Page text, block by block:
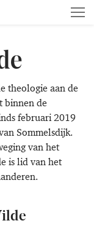
theologie aan de
binnen de
februari 2019
Sommelsdijk.
van het
is lid van het